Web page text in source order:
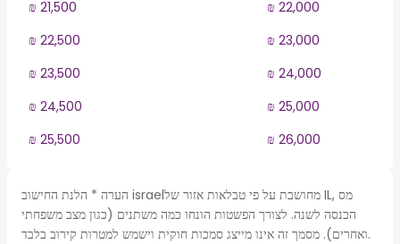
₪ 21,500
₪ 22,000
₪ 22,500
₪ 23,000
₪ 23,500
₪ 24,000
₪ 24,500
₪ 25,000
₪ 25,500
₪ 26,000
הערה * הלנת החישוב israelמחושבת על פי טבלאות אזור של IL, מס
הכנסה לשנה. לצורך הפשטות הונחו כמה משתנים (כגון מצב משפחתי
ואחרים). מסמך זה אינו מייצג סמכות חוקית וישמש למטרות קירוב בלבד.